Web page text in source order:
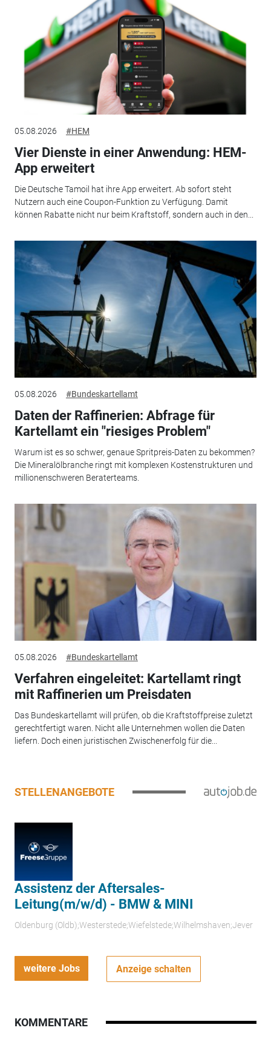
05.08.2026 #HEM
Vier Dienste in einer Anwendung: HEM-
App erweitert
Die Deutsche Tamoil hat ihre App erweitert. Ab sofort steht
Nutzern auch eine Coupon-Funktion zu Verfügung. Damit
können Rabatte nicht nur beim Kraftstoff, sondern auch in den...
05.08.2026 #Bundeskartellamt
Daten der Raffinerien: Abfrage für
Kartellamt ein "riesiges Problem"
Warum ist es so schwer, genaue Spritpreis-Daten zu bekommen?
Die Mineralölbranche ringt mit komplexen Kostenstrukturen und
millionenschweren Beraterteams.
05.08.2026 #Bundeskartellamt
Verfahren eingeleitet: Kartellamt ringt
mit Raffinerien um Preisdaten
Das Bundeskartellamt will prüfen, ob die Kraftstoffpreise zuletzt
gerechtfertigt waren. Nicht alle Unternehmen wollen die Daten
liefern. Doch einen juristischen Zwischenerfolg für die...
STELLENANGEBOTE
Assistenz der Aftersales-
Leitung(m/w/d) - BMW & MINI
Oldenburg (Oldb);Westerstede;Wiefelstede;Wilhelmshaven;Jever
weitere Jobs Anzeige schalten
KOMMENTARE